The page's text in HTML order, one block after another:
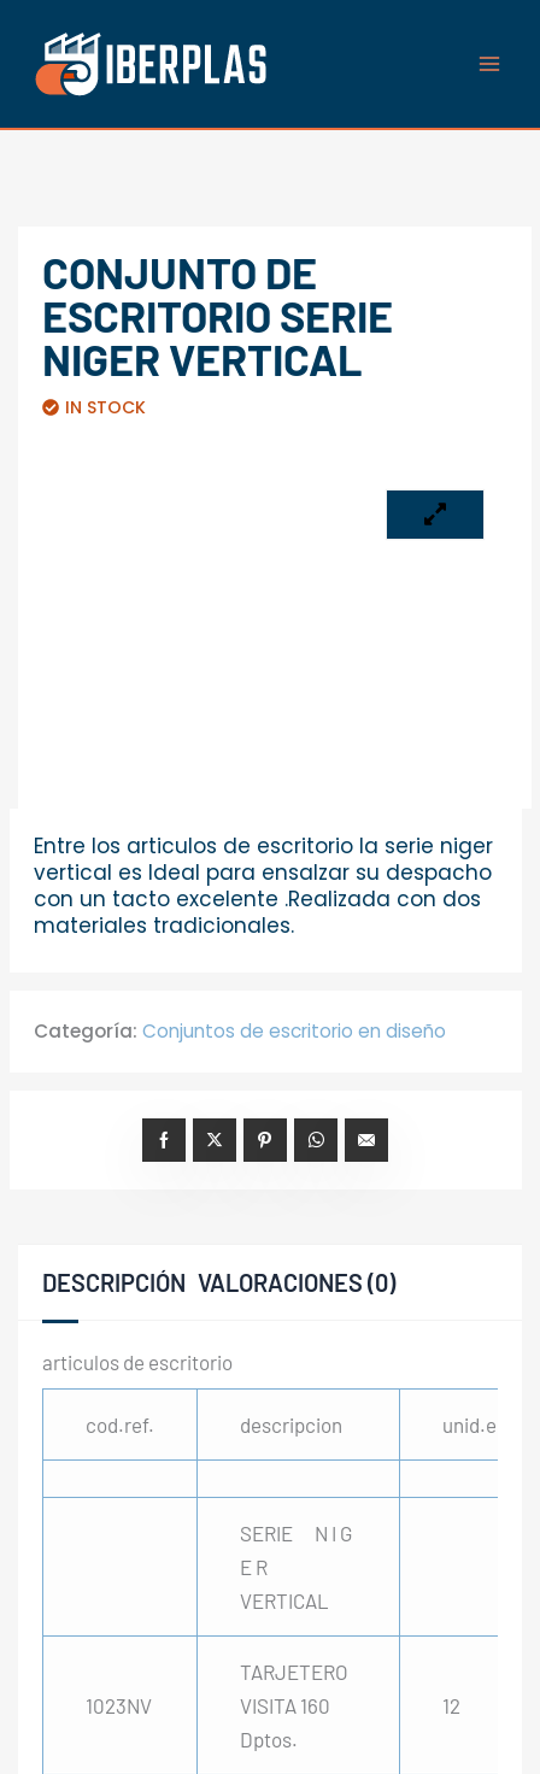
contenido
CONJUNTO DE
ESCRITORIO SERIE
NIGER VERTICAL
IN STOCK
Entre los articulos de escritorio la serie niger
vertical es Ideal para ensalzar su despacho
con un tacto excelente .Realizada con dos
materiales tradicionales.
Categoría: Conjuntos de escritorio en diseño
DESCRIPCIÓN VALORACIONES (0)
articulos de escritorio
cod.ref. descripcion unid.env
SERIE N I G
E R
VERTICAL
1023NV
TARJETERO
VISITA 160
Dptos.
12